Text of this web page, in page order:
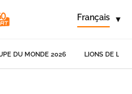
Français ▾
DU MONDE 2026 LIONS DE